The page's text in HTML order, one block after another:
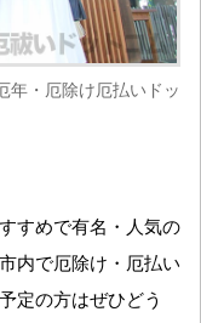
年・厄除け厄払いドッ
すめで有名・人気の
内で厄除け・厄払い
定の方はぜひどう